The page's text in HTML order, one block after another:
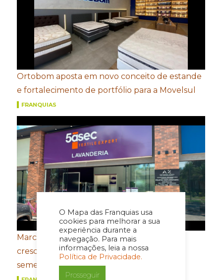
O Mapa das Franquias usa
cookies para melhorar a sua
experiência durante a
navegação. Para mais
informações, leia a nossa
Política de Privacidade.
Prosseguir
Ortobom aposta em novo conceito de estande
e fortalecimento de portfólio para a Movelsul
FRANQUIAS
Marcas do Grupo FROTH registram
crescimento de dois dígitos no primeiro
semestre